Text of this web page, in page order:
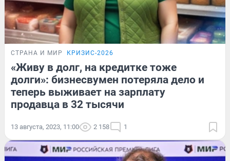
СТРАНА И МИР КРИЗИС-2026
«Живу в долг, на кредитке тоже
долги»: бизнесвумен потеряла дело и
теперь выживает на зарплату
продавца в 32 тысячи
13 августа, 2023, 11:00 2 158 1